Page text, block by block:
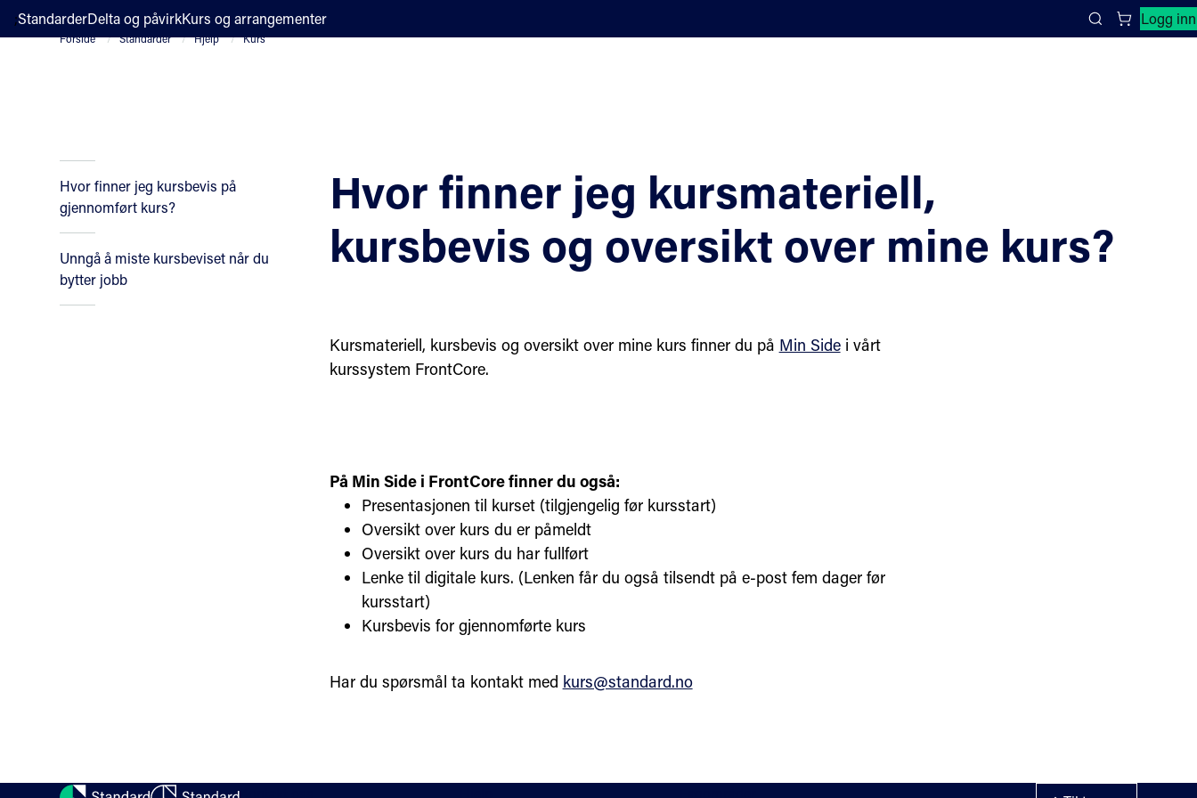
;StandarderDelta og påvirkKurs og arrangementer
Search
Logg inn
Lukk søkepanel
Forside Standarder Hjelp Kurs
Hvor finner jeg kursbevis på
gjennomført kurs?
Unngå å miste kursbeviset når du
bytter jobb
Hvor finner jeg kursmateriell,
kursbevis og oversikt over mine kurs?
Kursmateriell, kursbevis og oversikt over mine kurs finner du på Min Sidei vårt
kurssystem FrontCore.
På Min Side i FrontCore finner du også:
Presentasjonen til kurset (tilgjengelig før kursstart)
Oversikt over kurs du er påmeldt
Oversikt over kurs du har fullført
Lenke til digitale kurs. (Lenken får du også tilsendt på e-post fem dager før
kursstart)
Kursbevis for gjennomførte kurs
Har du spørsmål ta kontakt med kurs@standard.no